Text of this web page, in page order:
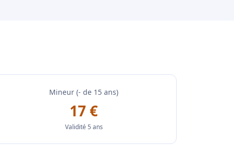
Mineur (- de 15 ans)
17 €
Validité 5 ans